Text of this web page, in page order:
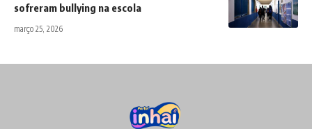
sofreram bullying na escola
março 25, 2026